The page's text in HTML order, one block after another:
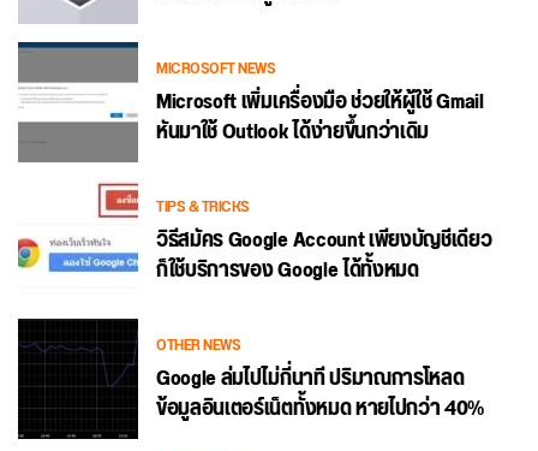
MICROSOFT NEWS
Microsoft เพิ่มเครื่องมือ ช่วยให้ผู้ใช้ Gmail
หันมาใช้ Outlook ได้ง่ายขึ้นกว่าเดิม
TIPS & TRICKS
วิธีสมัคร Google Account เพียงบัญชีเดียว
ก็ใช้บริการของ Google ได้ทั้งหมด
OTHER NEWS
Google ล่มไปไม่กี่นาที ปริมาณการโหลด
ข้อมูลอินเตอร์เน็ตทั้งหมด หายไปกว่า 40%